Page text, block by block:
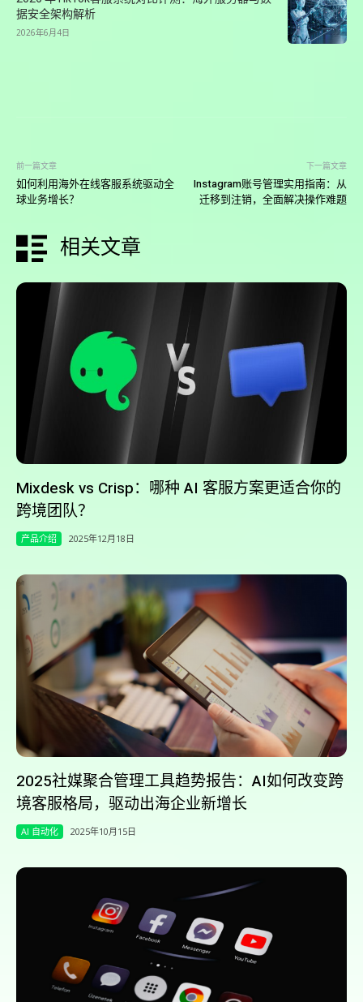
据安全架构解析
2026年6月4日
前一篇文章
如何利用海外在线客服系统驱动全
球业务增长？
下一篇文章
Instagram账号管理实用指南：从
迁移到注销，全面解决操作难题
相关文章
Mixdesk vs Crisp：哪种 AI 客服方案更适合你的
跨境团队？
产品介绍 2025年12月18日
2025社媒聚合管理工具趋势报告：AI如何改变跨
境客服格局，驱动出海企业新增长
AI 自动化 2025年10月15日